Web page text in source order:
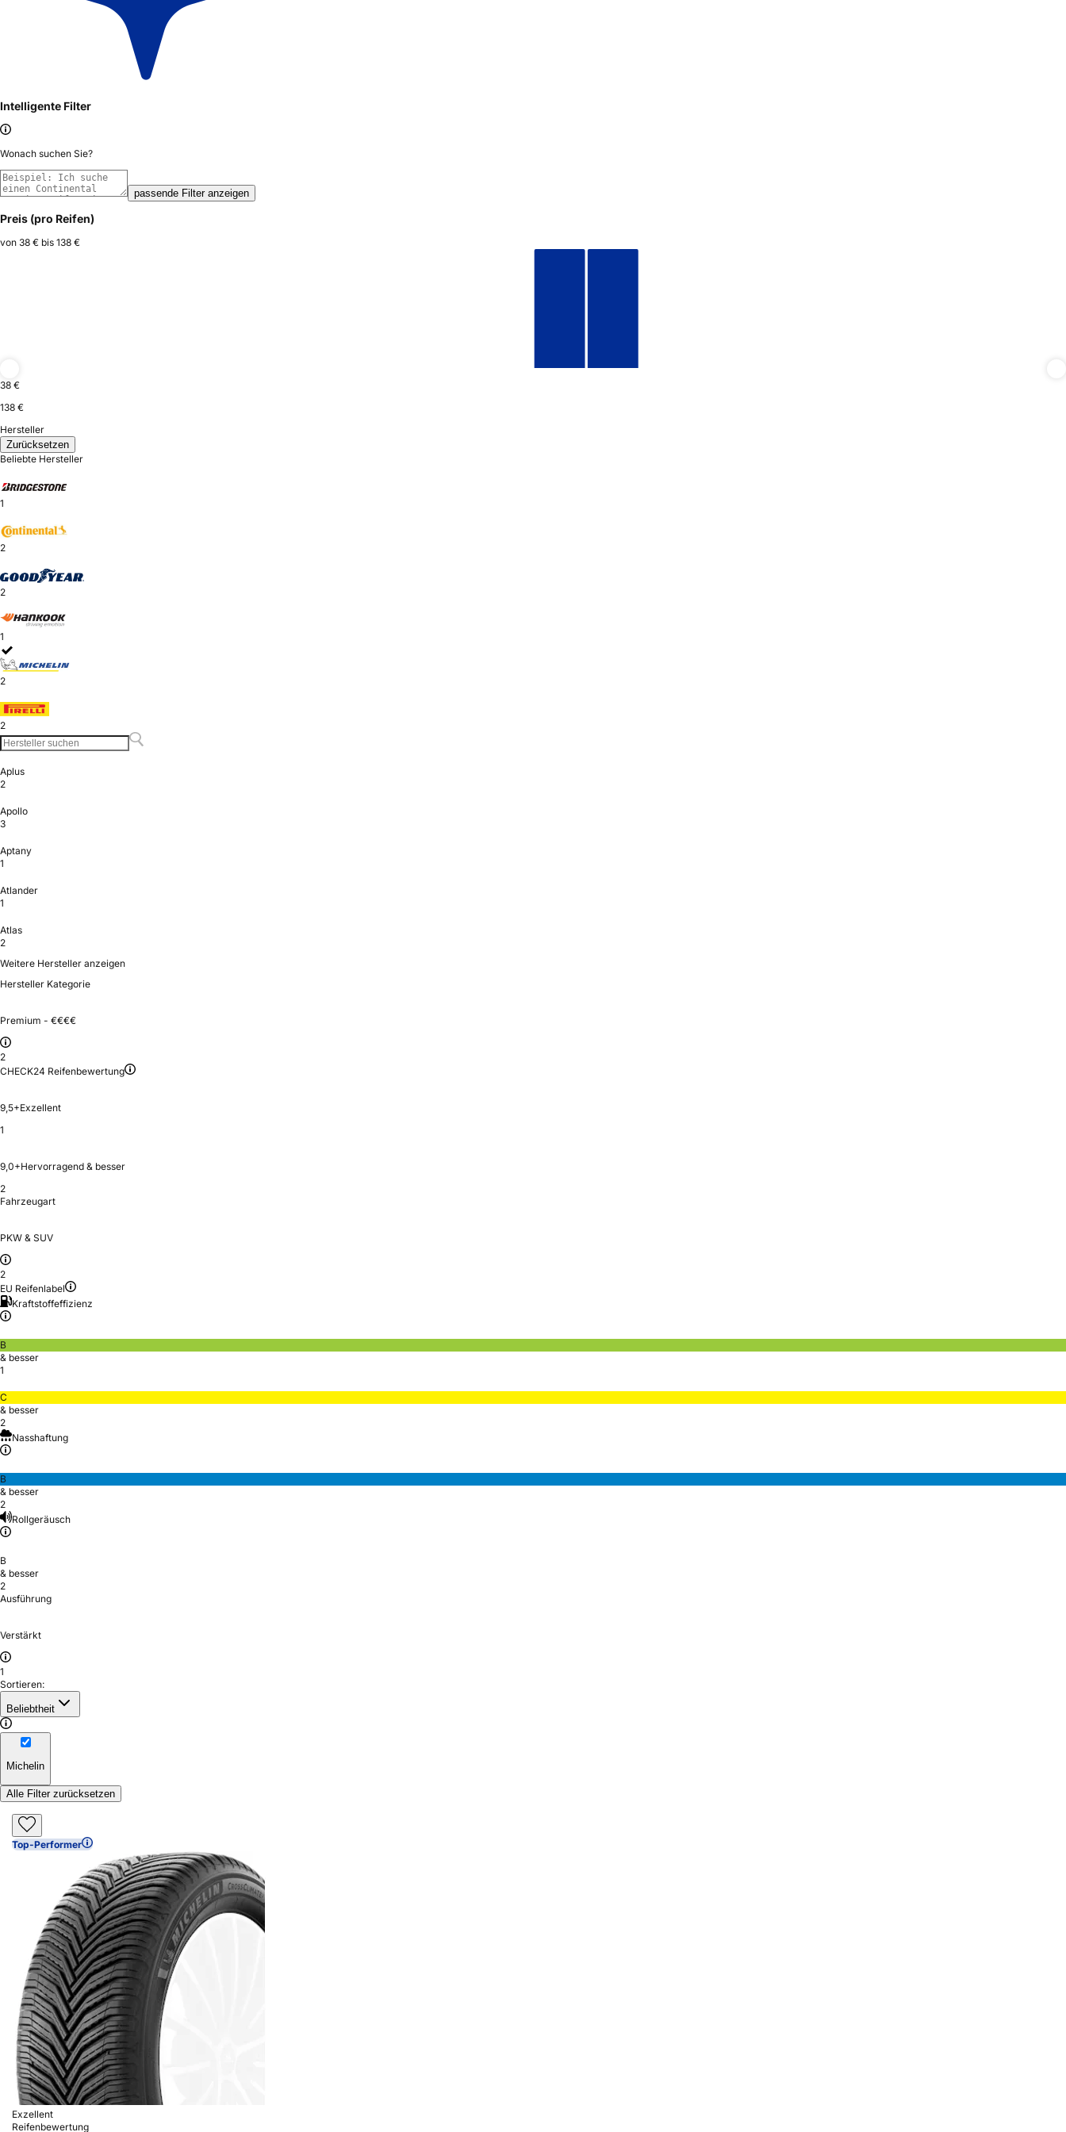
Intelligente Filter
Wonach suchen Sie?
passende Filter anzeigen
Preis (pro Reifen)
von 38 € bis 138 €
38 €
138 €
Hersteller
Zurücksetzen
Beliebte Hersteller
1
2
2
1
2
2
Aplus
2
Apollo
3
Aptany
1
Atlander
1
Atlas
2
Weitere Hersteller anzeigen
Hersteller Kategorie
Premium - €€€€
2
CHECK24 Reifenbewertung
9,5+Exzellent
1
9,0+Hervorragend & besser
2
Fahrzeugart
PKW & SUV
2
EU Reifenlabel
Kraftstoffeffizienz
B
& besser
1
C
& besser
2
Nasshaftung
B
& besser
2
Rollgeräusch
B
& besser
2
Ausführung
Verstärkt
1
Sortieren:
Beliebtheit
Michelin
Alle Filter zurücksetzen
Top-Performer
Exzellent
Reifenbewertung